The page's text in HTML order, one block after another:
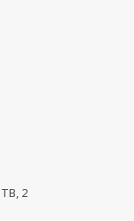
2